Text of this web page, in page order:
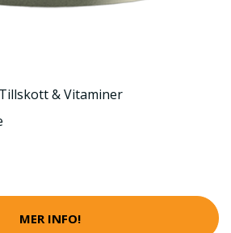
Tillskott & Vitaminer
MER INFO!